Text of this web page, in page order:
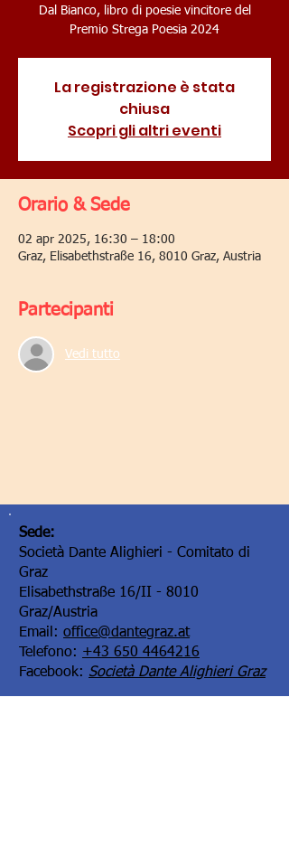
Dal Bianco, libro di poesie vincitore del
Premio Strega Poesia 2024
La registrazione è stata
chiusa
Scopri gli altri eventi
Orario & Sede
02 apr 2025, 16:30 – 18:00
Graz, Elisabethstraße 16, 8010 Graz, Austria
Partecipanti
Vedi tutto
Sede:
Società Dante Alighieri - Comitato di
Graz
Elisabethstraße 16/II - 8010
Graz/Austria
Email: office@dantegraz.at
Telefono: +43 650 4464216
Facebook: Società Dante Alighieri Graz